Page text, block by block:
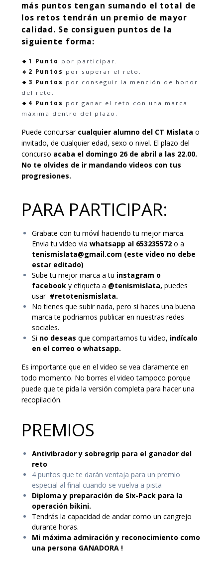
más puntos tengan sumando el total de
los retos tendrán un premio de mayor
calidad. Se consiguen puntos de la
siguiente forma:
🔹1 Punto por participar.
🔹2 Puntos por superar el reto.
🔹3 Puntos por conseguir la mención de honor
del reto.
🔹4 Puntos por ganar el reto con una marca
máxima dentro del plazo.
Puede concursar cualquier alumno del CT Mislata o
invitado, de cualquier edad, sexo o nivel. El plazo del
concurso acaba el domingo 26 de abril a las 22.00.
No te olvides de ir mandando videos con tus
progresiones.
PARA PARTICIPAR:
Grabate con tu móvil haciendo tu mejor marca.
Envia tu video via whatsapp al 653235572 o a
tenismislata@gmail.com (este video no debe
estar editado)
Sube tu mejor marca a tu instagram o
facebook y etiqueta a @tenismislata, puedes
usar #retotenismislata.
No tienes que subir nada, pero si haces una buena
marca te podriamos publicar en nuestras redes
sociales.
Si no deseas que compartamos tu video, indícalo
en el correo o whatsapp.
Es importante que en el video se vea claramente en
todo momento. No borres el video tampoco porque
puede que te pida la versión completa para hacer una
recopilación.
PREMIOS
Antivibrador y sobregrip para el ganador del
reto
4 puntos que te darán ventaja para un premio
especial al final cuando se vuelva a pista
Diploma y preparación de Six-Pack para la
operación bikini.
Tendrás la capacidad de andar como un cangrejo
durante horas.
Mi máxima admiración y reconocimiento como
una persona GANADORA !